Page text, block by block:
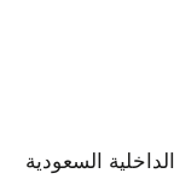
السعودية